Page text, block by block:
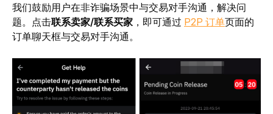
我们鼓励用户在非诈骗场景中与交易对手沟通，解决问
题。点击联系卖家/联系买家 ，即可通过 P2P 订单页面的
订单聊天框与交易对手沟通。